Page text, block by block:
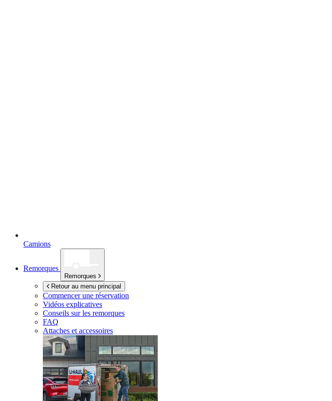
Camions
Remorques
Remorques
Retour au menu principal
Commencer une réservation
Vidéos explicatives
Conseils sur les remorques
FAQ
Attaches et accessoires